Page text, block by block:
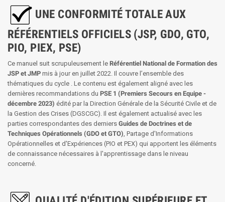
UNE CONFORMITÉ TOTALE AUX
RÉFÉRENTIELS OFFICIELS (JSP, GDO, GTO,
PIO, PIEX, PSE)
Ce manuel suit scrupuleusement le Référentiel National de Formation des
JSP et JMP mis à jour en juillet 2022. Il couvre l’ensemble des
thématiques du cycle . Le contenu est également aligné avec les
dernières recommandations du PSE 1 (Premiers Secours en Equipe -
décembre 2023) édité par la Direction Générale de la Sécurité Civile et de
la Gestion des Crises (DGSCGC). Il est également actualisé avec les
parties correspondantes des derniers Guides de Doctrines et de
Techniques Opérationnels (GDO et GTO), Partage d'Informations
Opérationnelles et d'Expériences (PIO et PEX) qui apportent les éléments
de connaissance nécessaires à l'apprentissage dans le niveau
concerné.